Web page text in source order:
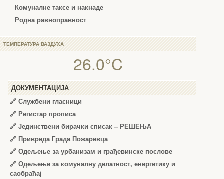
Комуналне таксе и накнаде
Родна равноправност
ТЕМПЕРАТУРА ВАЗДУХА
26.0°C
ДОКУМЕНТАЦИЈА
🔗 Службени гласници
🔗 Регистар прописа
🔗 Јединствени бирачки списак – РЕШЕЊА
🔗 Привреда Града Пожаревца
🔗 Одељење за урбанизам и грађевинске послове
🔗 Одељење за комуналну делатност, енергетику и
саобраћај